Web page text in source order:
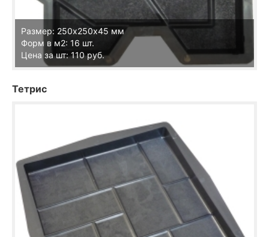
Размер: 250х250х45 мм
Форм в м2: 16 шт.
Цена за шт: 110 руб.
Тетрис